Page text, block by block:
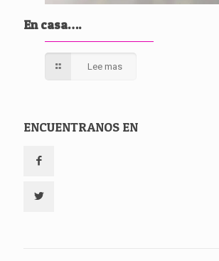
En casa….
Lee mas
ENCUENTRANOS EN